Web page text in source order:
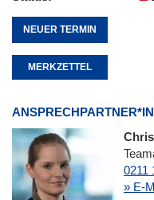
NEUER TERMIN
MERKZETTEL
ANSPRECHPARTNER*IN
0211
» E-